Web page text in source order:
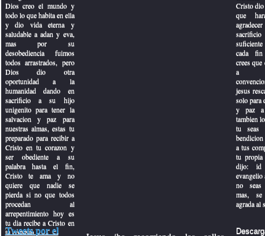
Dios creo el mundo y
todo lo que habita en ella
y dio vida eterna y
saludable a adan y eva,
mas por su
desobediencia fuimos
todos arrastrados, pero
Dios dio otra
oportunidad a la
humanidad dando en
sacrificio a su hijo
unigenito para tener la
salvacion y paz para
nuestras almas, estas tu
preparado para recibir a
Cristo en tu corazon y
ser obediente a su
palabra hasta el fin,
Cristo te ama y no
quiere que nadie se
pierda si no que todos
procedan al
arrepentimiento hoy es
tu dia recibe a Cristo en
tu corazon.
Cristo
que
cada fin
crees
a
jesus
solo para
y paz a
tambien
tu seas
a tus
tu propia
dijo: id
evangelio
no
mas,
agrada al
Tweets por el
de peru
triciclo